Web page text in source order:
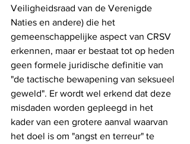
Veiligheidsraad van de Verenigde
Naties en andere) die het
gemeenschappelijke aspect van CRSV
erkennen, maar er bestaat tot op heden
geen formele juridische definitie van
"de tactische bewapening van seksueel
geweld". Er wordt wel erkend dat deze
misdaden worden gepleegd in het
kader van een grotere aanval waarvan
het doel is om "angst en terreur" te